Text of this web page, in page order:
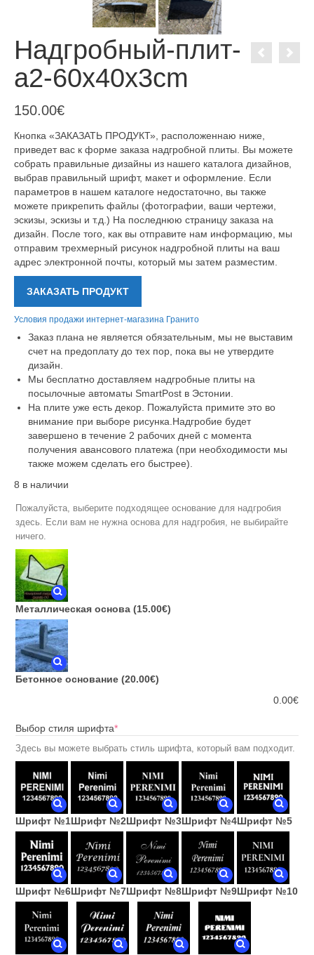
Надгробный-плит-
a2-60x40x3cm
150.00€
Кнопка «ЗАКАЗАТЬ ПРОДУКТ», расположеннаю ниже,
приведет вас к форме заказа надгробной плиты. Вы можете
собрать правильные дизайны из нашего каталога дизайнов,
выбрав правильный шрифт, макет и оформление. Если
параметров в нашем каталоге недостаточно, вы также
можете прикрепить файлы (фотографии, ваши чертежи,
эскизы, эскизы и т.д.) На последнюю страницу заказа на
дизайн. После того, как вы отправите нам информацию, мы
отправим трехмерный рисунок надгробной плиты на ваш
адрес электронной почты, который мы затем разместим.
ЗАКАЗАТЬ ПРОДУКТ
Условия продажи интернет-магазина Гранито
Заказ плана не является обязательным, мы не выставим
счет на предоплату до тех пор, пока вы не утвердите
дизайн.
Мы бесплатно доставляем надгробные плиты на
посылочные автоматы SmartPost в Эстонии.
На плите уже есть декор. Пожалуйста примите это во
внимание при выборе рисунка.Надгробие будет
завершено в течение 2 рабочих дней с момента
получения авансового платежа (при необходимости мы
также можем сделать его быстрее).
8 в наличии
Пожалуйста, выберите подходящее основание для надгробия
здесь. Если вам не нужна основа для надгробия, не выбирайте
ничего.
Металлическая основа (15.00€)
Бетонное основание (20.00€)
0.00€
Выбор стиля шрифта*(required)
Здесь вы можете выбрать стиль шрифта, который вам подходит.
Шрифт №1Шрифт №2Шрифт №3Шрифт №4Шрифт №5
Шрифт №6Шрифт №7Шрифт №8Шрифт №9Шрифт №10